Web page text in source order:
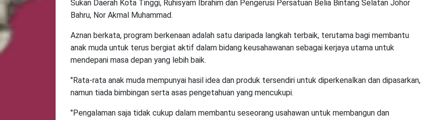
Sukan Daerah Kota Tinggi, Ruhisyam Ibrahim dan Pengerusi Persatuan Belia Bintang Selatan Johor
Bahru, Nor Akmal Muhammad.
Aznan berkata, program berkenaan adalah satu daripada langkah terbaik, terutama bagi membantu
anak muda untuk terus bergiat aktif dalam bidang keusahawanan sebagai kerjaya utama untuk
mendepani masa depan yang lebih baik.
"Rata-rata anak muda mempunyai hasil idea dan produk tersendiri untuk diperkenalkan dan dipasarkan,
namun tiada bimbingan serta asas pengetahuan yang mencukupi.
"Pengalaman saja tidak cukup dalam membantu seseorang usahawan untuk membangun dan